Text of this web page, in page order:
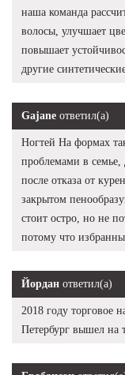
наша команда
волосы, улучшает
повышает
другие
Gajane ответил(а)
Ногтей На формах
проблемами в семье,
после отказа от
закрытом
стоит остро, но не
потому что
Йордан ответил(а)
2018 году торговое
Петербург вышел на